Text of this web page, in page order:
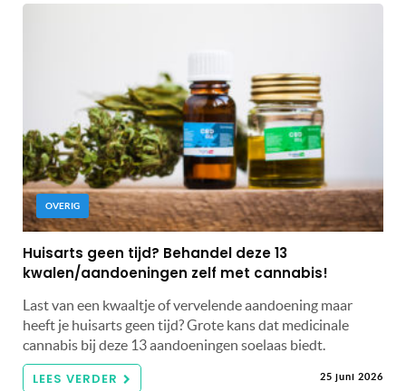
OVERIG
Huisarts geen tijd? Behandel deze 13
kwalen/aandoeningen zelf met cannabis!
Last van een kwaaltje of vervelende aandoening maar
heeft je huisarts geen tijd? Grote kans dat medicinale
cannabis bij deze 13 aandoeningen soelaas biedt.
LEES VERDER 25 juni 2026